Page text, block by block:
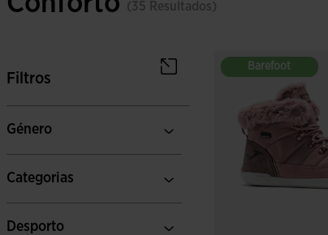
(35 Resultados)
Filtros
Género
Categorias
Desporto
Barefoot
Barefoot